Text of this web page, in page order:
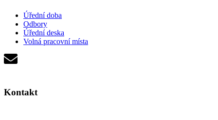
Úřední doba
Odbory
Úřední deska
Volná pracovní místa
Kontakt